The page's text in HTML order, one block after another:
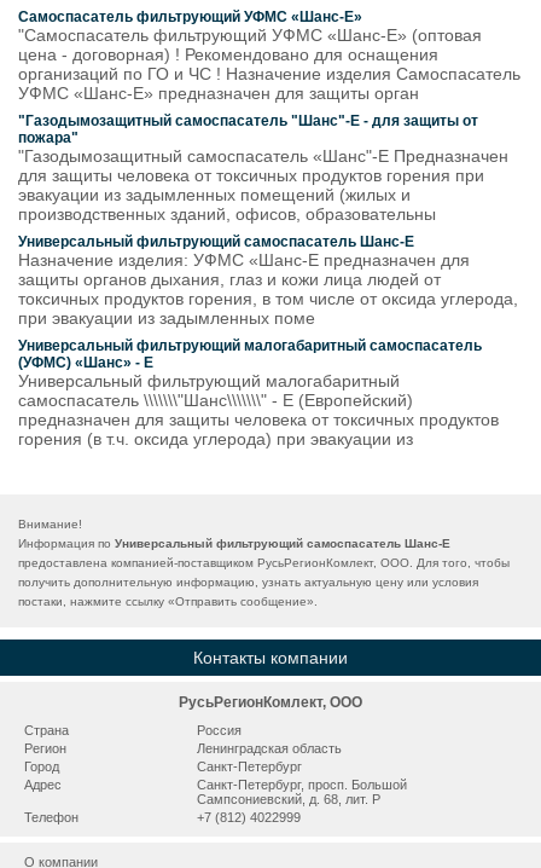
Самоспасатель фильтрующий УФМС «Шанс-Е»
"Самоспасатель фильтрующий УФМС «Шанс-Е» (оптовая
цена - договорная) ! Рекомендовано для оснащения
организаций по ГО и ЧС ! Назначение изделия Самоспасатель
УФМС «Шанс-Е» предназначен для защиты орган
"Газодымозащитный самоспасатель "Шанс"-Е - для защиты от
пожара"
"Газодымозащитный самоспасатель «Шанс"-Е Предназначен
для защиты человека от токсичных продуктов горения при
эвакуации из задымленных помещений (жилых и
производственных зданий, офисов, образовательны
Универсальный фильтрующий самоспасатель Шанс-Е
Назначение изделия: УФМС «Шанс-Е предназначен для
защиты органов дыхания, глаз и кожи лица людей от
токсичных продуктов горения, в том числе от оксида углерода,
при эвакуации из задымленных поме
Универсальный фильтрующий малогабаритный самоспасатель
(УФМС) «Шанс» - Е
Универсальный фильтрующий малогабаритный
самоспасатель \\\\\\\"Шанс\\\\\\\" - Е (Европейский)
предназначен для защиты человека от токсичных продуктов
горения (в т.ч. оксида углерода) при эвакуации из
Внимание!
Информация по Универсальный фильтрующий самоспасатель Шанс-Е
предоставлена компанией-поставщиком РусьРегионКомлект, ООО. Для того, чтобы
получить дополнительную информацию, узнать актуальную цену или условия
постаки, нажмите ссылку «Отправить сообщение».
Контакты компании
РусьРегионКомлект, ООО
Страна
Россия
Регион
Ленинградская область
Город
Санкт-Петербург
Адрес
Санкт-Петербург, просп. Большой
Сампсониевский, д. 68, лит. Р
Телефон
+7 (812) 4022999
О компании